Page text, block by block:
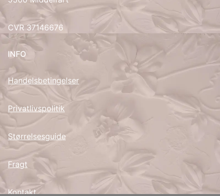
CVR 37146676
INFO
Handelsbetingelser
Privatlivspolitik
Størrelsesguide
Fragt
Kontakt